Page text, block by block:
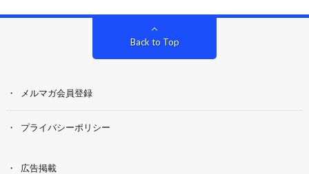
Back to Top
メルマガ会員登録
プライバシーポリシー
広告掲載